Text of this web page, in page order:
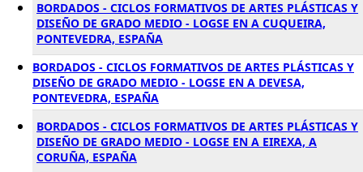
BORDADOS - CICLOS FORMATIVOS DE ARTES PLÁSTICAS Y
DISEÑO DE GRADO MEDIO - LOGSE EN A CUQUEIRA,
PONTEVEDRA, ESPAÑA
BORDADOS - CICLOS FORMATIVOS DE ARTES PLÁSTICAS Y
DISEÑO DE GRADO MEDIO - LOGSE EN A DEVESA,
PONTEVEDRA, ESPAÑA
BORDADOS - CICLOS FORMATIVOS DE ARTES PLÁSTICAS Y
DISEÑO DE GRADO MEDIO - LOGSE EN A EIREXA, A
CORUÑA, ESPAÑA